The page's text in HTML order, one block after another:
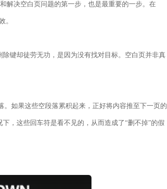
解决空白页问题的第一步，也是最重要的一步。在
。
键却徒劳无功，是因为没有找对目标。空白页并非真
如果这些空段落累积起来，正好将内容推至下一页的
，这些回车符是看不见的，从而造成了“删不掉”的假